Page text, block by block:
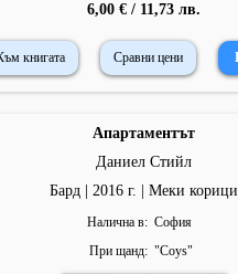
6,00 € / 11,73 лв.
книгата Сравни цени
Апартаментът
Даниел Стийл
Бард | 2016 г. | Меки корици
Налична в
София
При щанд
"Coys"